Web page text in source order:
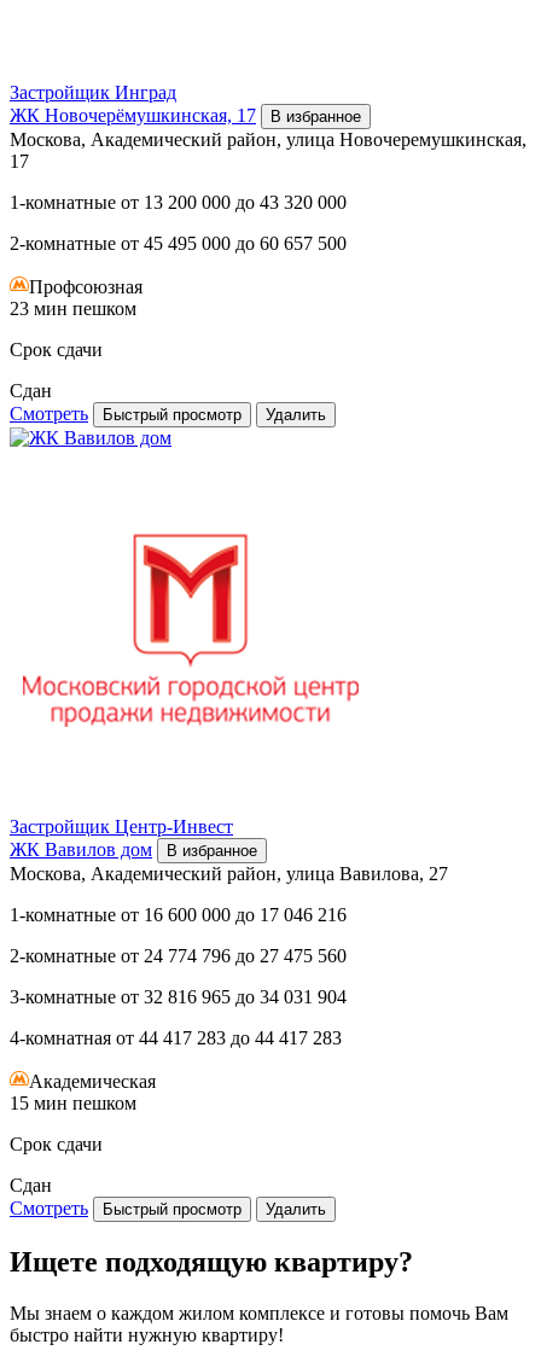
Застройщик Инград
ЖК Новочерёмушкинская, 17
В избранное
Москова, Академический район, улица Новочеремушкинская,
17
1-комнатные от 13 200 000 до 43 320 000
2-комнатные от 45 495 000 до 60 657 500
Профсоюзная
23 мин пешком
Срок сдачи
Сдан
Смотреть
Быстрый просмотр Удалить
Застройщик Центр-Инвест
ЖК Вавилов дом
В избранное
Москова, Академический район, улица Вавилова, 27
1-комнатные от 16 600 000 до 17 046 216
2-комнатные от 24 774 796 до 27 475 560
3-комнатные от 32 816 965 до 34 031 904
4-комнатная от 44 417 283 до 44 417 283
Академическая
15 мин пешком
Срок сдачи
Сдан
Смотреть
Быстрый просмотр Удалить
Ищете подходящую квартиру?
Мы знаем о каждом жилом комплексе и готовы помочь Вам
быстро найти нужную квартиру!